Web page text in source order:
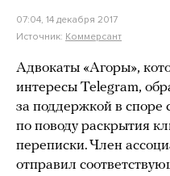
07:04, 14 декабря 2017
Источник: Коммерсант
Адвокаты «Агоры»,
интересы Telegram,
за поддержкой в споре
по поводу раскрытия
переписки. Член
отправил